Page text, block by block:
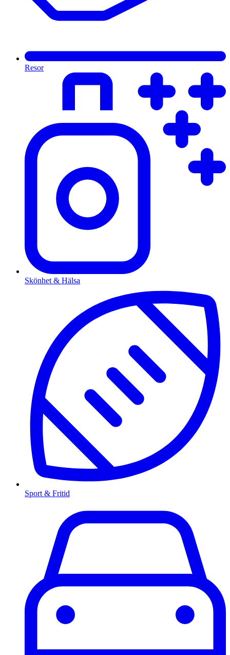
Resor
Skönhet & Hälsa
Sport & Fritid